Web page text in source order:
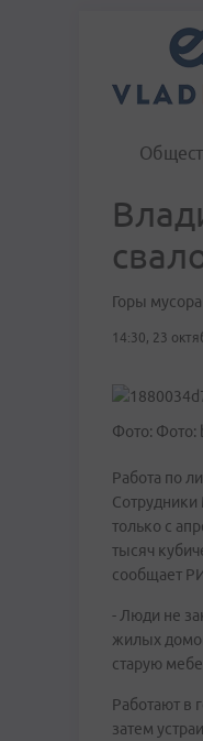
Горы
14:30, 23
Фото: Фото:
Работа по
Сотрудники
только с
тысяч
сообщает
- Люди не
жилых
старую
Работают в
затем